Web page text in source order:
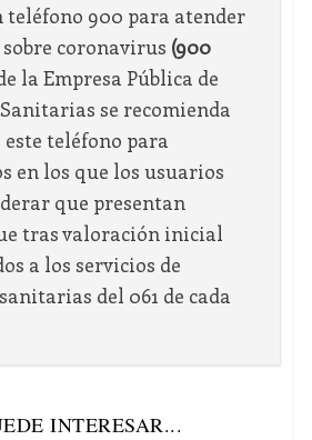
900 para atender
coronavirus (900
la Empresa Pública de
se recomienda
teléfono para
en los que los usuarios
que presentan
tras valoración inicial
a los servicios de
del 061 de cada
INTERESAR...